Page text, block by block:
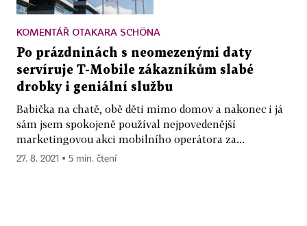
KOMENTÁŘ OTAKARA SCHÖNA
Po prázdninách s neomezenými daty
servíruje T-Mobile zákazníkům slabé
drobky i geniální službu
Babička na chatě, obě děti mimo domov a nakonec i já
sám jsem spokojeně používal nejpovedenější
marketingovou akci mobilního operátora za...
27. 8. 2021 ▪ 5 min. čtení